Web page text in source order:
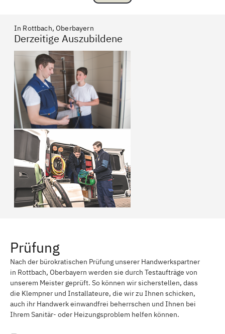
In Rottbach, Oberbayern
Derzeitige Auszubildene
Prüfung
Nach der bürokratischen Prüfung unserer Handwerkspartner
in Rottbach, Oberbayern werden sie durch Testaufträge von
unserem Meister geprüft. So können wir sicherstellen, dass
die Klempner und Installateure, die wir zu Ihnen schicken,
auch ihr Handwerk einwandfrei beherrschen und Ihnen bei
Ihrem Sanitär- oder Heizungsproblem helfen können.